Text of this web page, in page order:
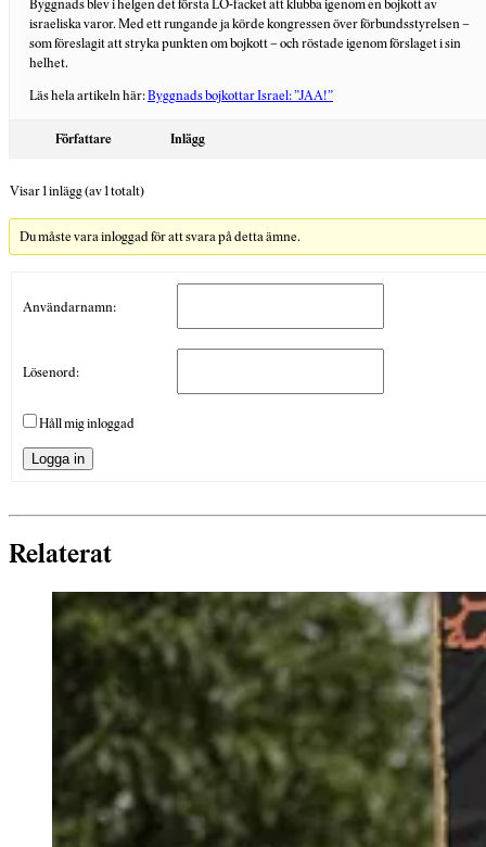
Byggnads blev i helgen det första LO-facket att klubba igenom en bojkott av
israeliska varor. Med ett rungande ja körde kongressen över förbundsstyrelsen –
som föreslagit att stryka punkten om bojkott – och röstade igenom förslaget i sin
helhet.
Läs hela artikeln här:Byggnads bojkottar Israel: ”JAA!”
Författare Inlägg
Visar 1 inlägg (av 1 totalt)
Du måste vara inloggad för att svara på detta ämne.
Användarnamn:
Lösenord:
Håll mig inloggad
Logga in
Relaterat